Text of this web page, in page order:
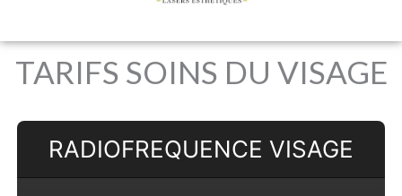
TARIFS SOINS DU VISAGE
RADIOFREQUENCE VISAGE